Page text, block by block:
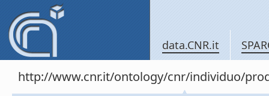
data.CNR.it
http://www.cnr.it/ontology/cnr/individuo/